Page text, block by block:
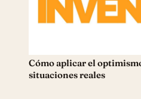
Cómo aplicar el
situaciones reales